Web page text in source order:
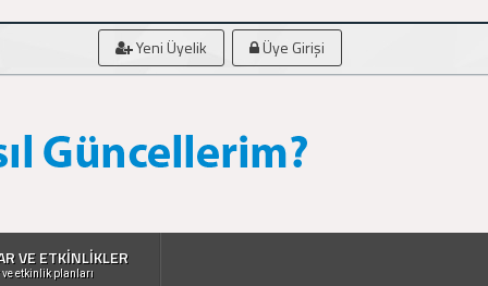
Yeni Üyelik Üye Girişi
VE ETKİNLİKLER
etkinlik planları